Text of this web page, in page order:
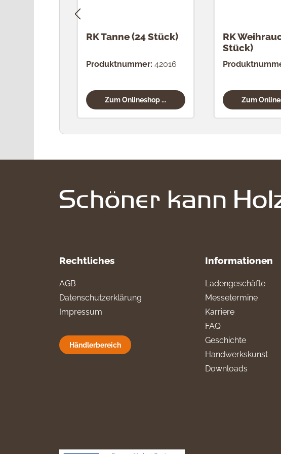
RK Tanne (24 Stück)
Produktnummer: 42016
Zum Onlineshop ...
RK
Stück)
Zum
Rechtliches
AGB
Datenschutzerklärung
Impressum
Händlerbereich
Informationen
Ladengeschäfte
Messetermine
Karriere
FAQ
Geschichte
Handwerkskunst
Downloads